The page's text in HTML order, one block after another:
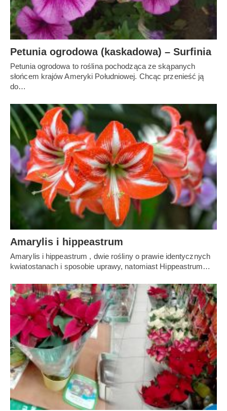
Petunia ogrodowa (kaskadowa) – Surfinia
Petunia ogrodowa to roślina pochodząca ze skąpanych
słońcem krajów Ameryki Południowej. Chcąc przenieść ją
do…
Amarylis i hippeastrum
Amarylis i hippeastrum , dwie rośliny o prawie identycznych
kwiatostanach i sposobie uprawy, natomiast Hippeastrum…